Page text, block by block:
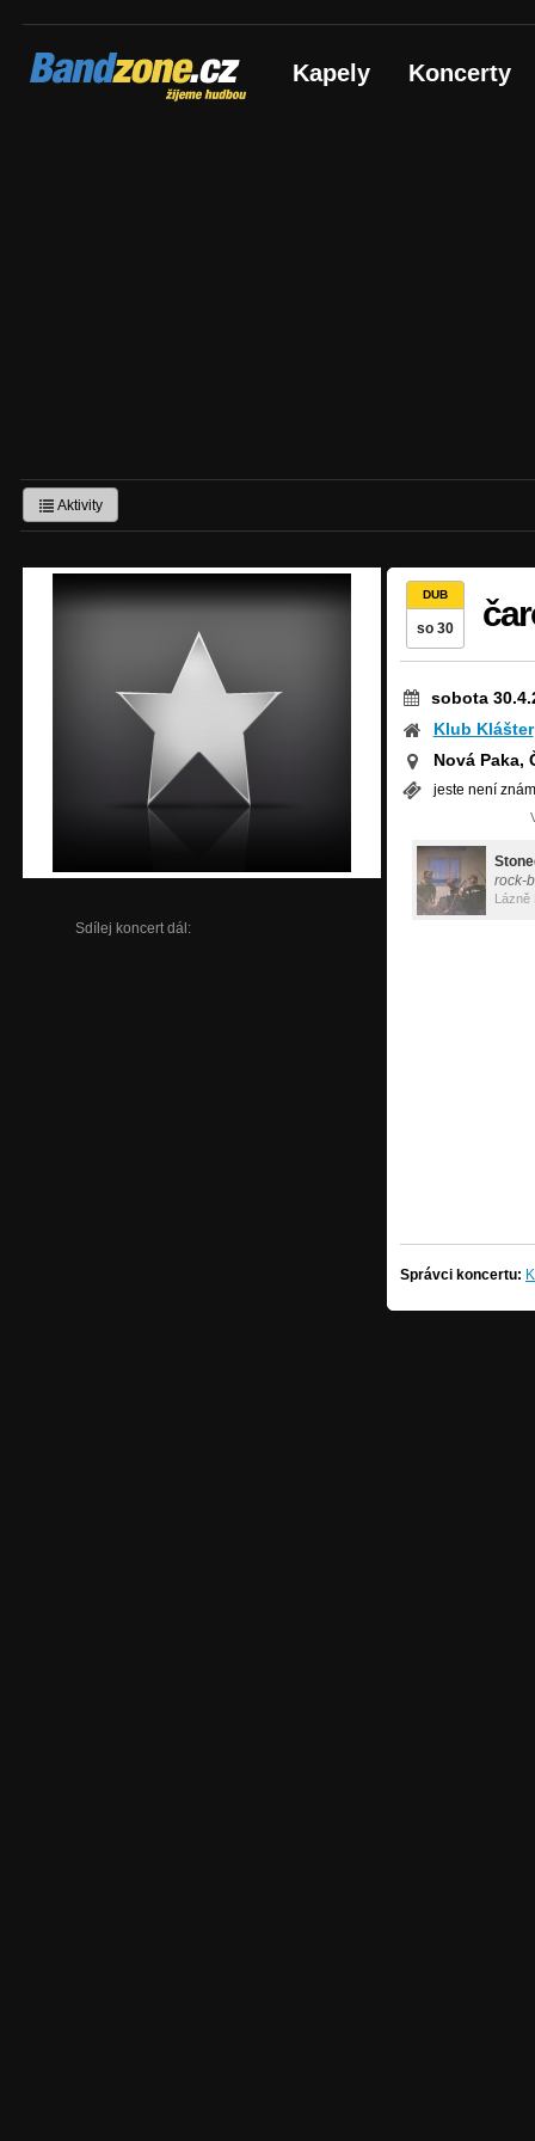
Bandzone.cz
žijeme hudbou Kapely Koncerty
Aktivity
Sdílej koncert dál:
DUB
so 30
sobota
Klub Klášter
Nová Paka,
jeste není
rock-
Lázně
Správci koncertu: